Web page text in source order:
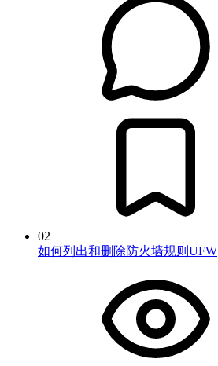
02
如何列出和删除防火墙规则UFW